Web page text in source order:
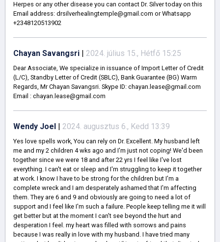
Herpes or any other disease you can contact Dr. Silver today on this
Email address: drsilverhealingtemple@gmail.com or Whatsapp
+2348120513902
Chayan Savangsri | 2024. július 15., Hétfő 15:25
Dear Associate, We specialize in issuance of Import Letter of Credit
(L/C), Standby Letter of Credit (SBLC), Bank Guarantee (BG) Warm
Regards, Mr Chayan Savangsri. Skype ID: chayan.lease@gmail.com
Email : chayan.lease@gmail.com
Wendy Joel | 2024. augusztus 6., Kedd 13:39
Yes love spells work, You can rely on Dr. Excellent. My husband left
me and my 2 children 4 wks ago and I'm just not coping! We'd been
together since we were 18 and after 22 yrs I feel like I've lost
everything. I can't eat or sleep and I'm struggling to keep it together
at work. I know I have to be strong for the children but I'm a
complete wreck and I am desperately ashamed that I'm affecting
them. They are 6 and 9 and obviously are going to need a lot of
support and I feel like I'm such a failure. People keep telling me it will
get better but at the moment I can't see beyond the hurt and
desperation I feel. my heart was filled with sorrows and pains
because I was really in love with my husband. I have tried many